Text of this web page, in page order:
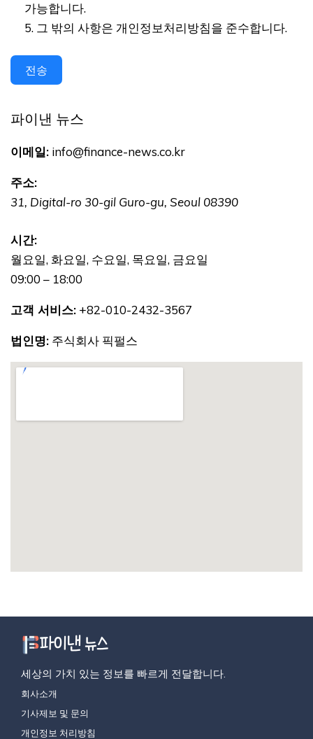
가능합니다.
5. 그 밖의 사항은 개인정보처리방침을 준수합니다.
전송
파이낸 뉴스
이메일: info@finance-news.co.kr
주소:
31, Digital-ro 30-gil Guro-gu, Seoul 08390
시간:
월요일, 화요일, 수요일, 목요일, 금요일
09:00 – 18:00
고객 서비스: +82-010-2432-3567
법인명: 주식회사 픽펄스
세상의 가치 있는 정보를 빠르게 전달합니다.
회사소개
기사제보 및 문의
개인정보 처리방침